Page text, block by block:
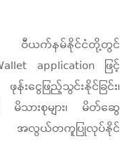
နှင့် ဗီယက်နမ်နိုင်ငံတို့တွင်
application ဖြင့်
ငွေဖြည့်သွင်းနိုင်ခြင်း၊
မိသားစုများ၊ မိတ်ဆွေ
ား အလွယ်တကူပြုလုပ်နိုင်